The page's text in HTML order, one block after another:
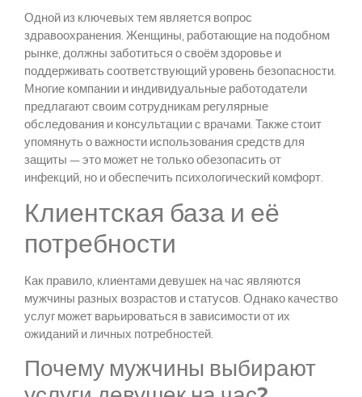
Одной из ключевых тем является вопрос
здравоохранения. Женщины, работающие на подобном
рынке, должны заботиться о своём здоровье и
поддерживать соответствующий уровень безопасности.
Многие компании и индивидуальные работодатели
предлагают своим сотрудникам регулярные
обследования и консультации с врачами. Также стоит
упомянуть о важности использования средств для
защиты — это может не только обезопасить от
инфекций, но и обеспечить психологический комфорт.
Клиентская база и её
потребности
Как правило, клиентами девушек на час являются
мужчины разных возрастов и статусов. Однако качество
услуг может варьироваться в зависимости от их
ожиданий и личных потребностей.
Почему мужчины выбирают